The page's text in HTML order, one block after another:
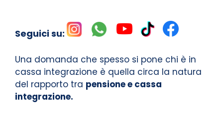
Seguici su:
Una domanda che spesso si pone chi è in
cassa integrazione è quella circa la natura
del rapporto tra pensione e cassa
integrazione.